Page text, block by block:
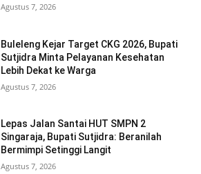
Agustus 7, 2026
Buleleng Kejar Target CKG 2026, Bupati
Sutjidra Minta Pelayanan Kesehatan
Lebih Dekat ke Warga
Agustus 7, 2026
Lepas Jalan Santai HUT SMPN 2
Singaraja, Bupati Sutjidra: Beranilah
Bermimpi Setinggi Langit
Agustus 7, 2026